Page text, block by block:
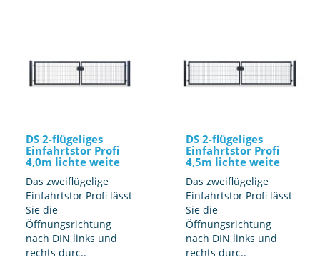
DS 2-flügeliges
Einfahrtstor Profi
4,0m lichte weite
Das zweiflügelige
Einfahrtstor Profi lässt
Sie die
Öffnungsrichtung
nach DIN links und
rechts durc..
DS 2-flügeliges
Einfahrtstor Profi
4,5m lichte weite
Das zweiflügelige
Einfahrtstor Profi lässt
Sie die
Öffnungsrichtung
nach DIN links und
rechts durc..